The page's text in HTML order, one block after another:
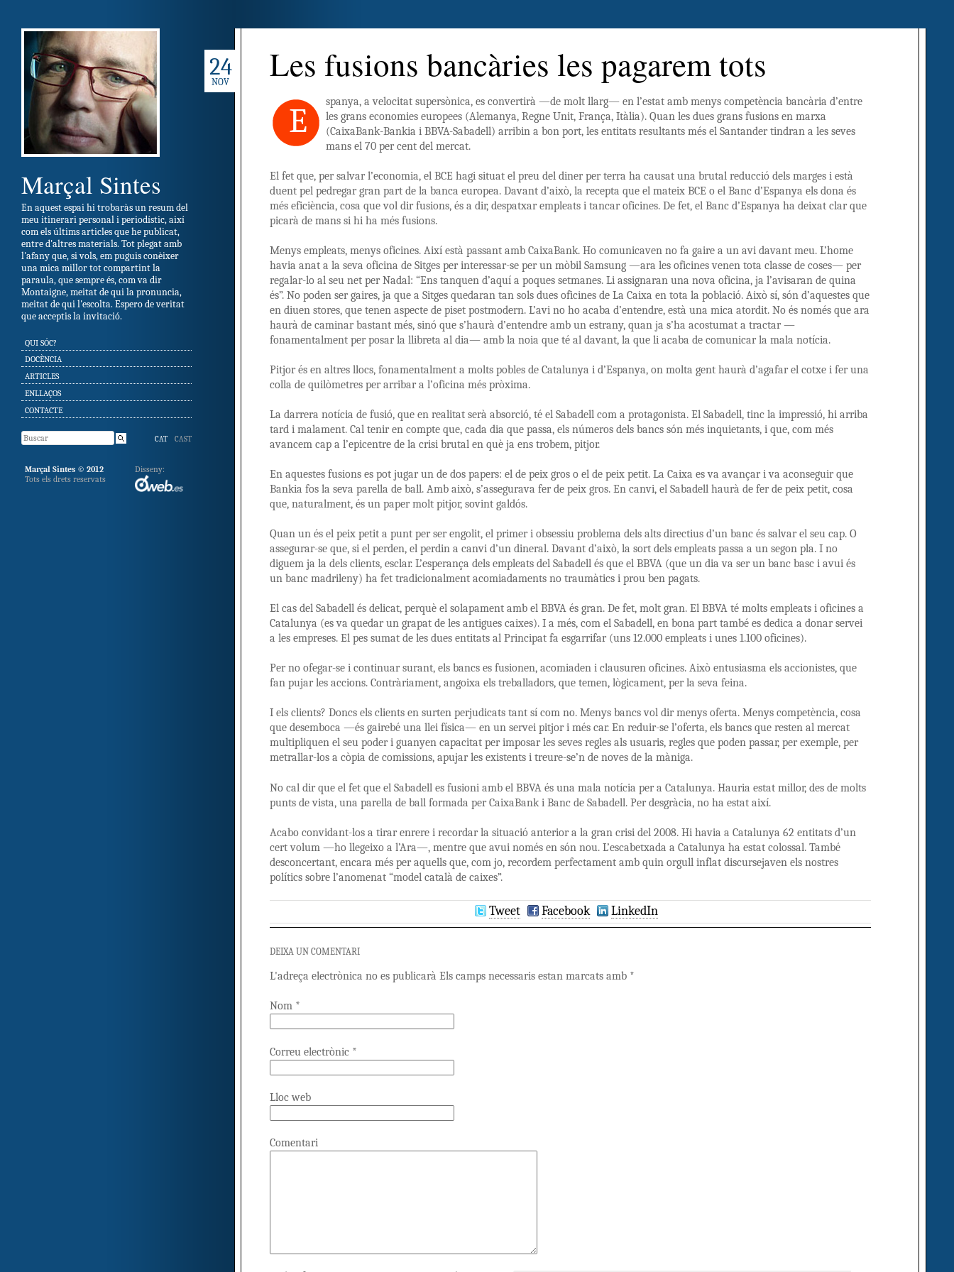
Marçal Sintes
En aquest espai hi trobaràs un resum del
meu itinerari personal i periodístic, així
com els últims articles que he publicat,
entre d'altres materials. Tot plegat amb
l'afany que, si vols, em puguis conèixer
una mica millor tot compartint la
paraula, que sempre és, com va dir
Montaigne, meitat de qui la pronuncia,
meitat de qui l'escolta. Espero de veritat
que acceptis la invitació.
SKIP TO CONTENT
QUI SÓC?
DOCÈNCIA
ARTICLES
ENLLAÇOS
CONTACTE
CAT CAST
Marçal Sintes © 2012
Tots els drets reservats
Disseny:
24
NOV Les fusions bancàries les pagarem tots
E
spanya, a velocitat supersònica, es convertirà —de molt llarg— en l’estat amb menys competència bancària d’entre
les grans economies europees (Alemanya, Regne Unit, França, Itàlia). Quan les dues grans fusions en marxa
(CaixaBank-Bankia i BBVA-Sabadell) arribin a bon port, les entitats resultants més el Santander tindran a les seves
mans el 70 per cent del mercat.
El fet que, per salvar l’economia, el BCE hagi situat el preu del diner per terra ha causat una brutal reducció dels marges i està
duent pel pedregar gran part de la banca europea. Davant d’això, la recepta que el mateix BCE o el Banc d’Espanya els dona és
més eficiència, cosa que vol dir fusions, és a dir, despatxar empleats i tancar oficines. De fet, el Banc d’Espanya ha deixat clar que
picarà de mans si hi ha més fusions.
Menys empleats, menys oficines. Així està passant amb CaixaBank. Ho comunicaven no fa gaire a un avi davant meu. L’home
havia anat a la seva oficina de Sitges per interessar-se per un mòbil Samsung —ara les oficines venen tota classe de coses— per
regalar-lo al seu net per Nadal: “Ens tanquen d’aquí a poques setmanes. Li assignaran una nova oficina, ja l’avisaran de quina
és”. No poden ser gaires, ja que a Sitges quedaran tan sols dues oficines de La Caixa en tota la població. Això sí, són d’aquestes que
en diuen stores, que tenen aspecte de piset postmodern. L’avi no ho acaba d’entendre, està una mica atordit. No és només que ara
haurà de caminar bastant més, sinó que s’haurà d’entendre amb un estrany, quan ja s’ha acostumat a tractar —
fonamentalment per posar la llibreta al dia— amb la noia que té al davant, la que li acaba de comunicar la mala notícia.
Pitjor és en altres llocs, fonamentalment a molts pobles de Catalunya i d’Espanya, on molta gent haurà d’agafar el cotxe i fer una
colla de quilòmetres per arribar a l’oficina més pròxima.
La darrera notícia de fusió, que en realitat serà absorció, té el Sabadell com a protagonista. El Sabadell, tinc la impressió, hi arriba
tard i malament. Cal tenir en compte que, cada dia que passa, els números dels bancs són més inquietants, i que, com més
avancem cap a l’epicentre de la crisi brutal en què ja ens trobem, pitjor.
En aquestes fusions es pot jugar un de dos papers: el de peix gros o el de peix petit. La Caixa es va avançar i va aconseguir que
Bankia fos la seva parella de ball. Amb això, s’assegurava fer de peix gros. En canvi, el Sabadell haurà de fer de peix petit, cosa
que, naturalment, és un paper molt pitjor, sovint galdós.
Quan un és el peix petit a punt per ser engolit, el primer i obsessiu problema dels alts directius d’un banc és salvar el seu cap. O
assegurar-se que, si el perden, el perdin a canvi d’un dineral. Davant d’això, la sort dels empleats passa a un segon pla. I no
diguem ja la dels clients, esclar. L’esperança dels empleats del Sabadell és que el BBVA (que un dia va ser un banc basc i avui és
un banc madrileny) ha fet tradicionalment acomiadaments no traumàtics i prou ben pagats.
El cas del Sabadell és delicat, perquè el solapament amb el BBVA és gran. De fet, molt gran. El BBVA té molts empleats i oficines a
Catalunya (es va quedar un grapat de les antigues caixes). I a més, com el Sabadell, en bona part també es dedica a donar servei
a les empreses. El pes sumat de les dues entitats al Principat fa esgarrifar (uns 12.000 empleats i unes 1.100 oficines).
Per no ofegar-se i continuar surant, els bancs es fusionen, acomiaden i clausuren oficines. Això entusiasma els accionistes, que
fan pujar les accions. Contràriament, angoixa els treballadors, que temen, lògicament, per la seva feina.
I els clients? Doncs els clients en surten perjudicats tant sí com no. Menys bancs vol dir menys oferta. Menys competència, cosa
que desemboca —és gairebé una llei física— en un servei pitjor i més car. En reduir-se l’oferta, els bancs que resten al mercat
multipliquen el seu poder i guanyen capacitat per imposar les seves regles als usuaris, regles que poden passar, per exemple, per
metrallar-los a còpia de comissions, apujar les existents i treure-se’n de noves de la màniga.
No cal dir que el fet que el Sabadell es fusioni amb el BBVA és una mala notícia per a Catalunya. Hauria estat millor, des de molts
punts de vista, una parella de ball formada per CaixaBank i Banc de Sabadell. Per desgràcia, no ha estat així.
Acabo convidant-los a tirar enrere i recordar la situació anterior a la gran crisi del 2008. Hi havia a Catalunya 62 entitats d’un
cert volum —ho llegeixo a l’Ara—, mentre que avui només en són nou. L’escabetxada a Catalunya ha estat colossal. També
desconcertant, encara més per aquells que, com jo, recordem perfectament amb quin orgull inflat discursejaven els nostres
polítics sobre l’anomenat “model català de caixes”.
Tweet Facebook LinkedIn
DEIXA UN COMENTARI
L'adreça electrònica no es publicarà Els camps necessaris estan marcats amb *
Nom *
Correu electrònic *
Lloc web
Comentari